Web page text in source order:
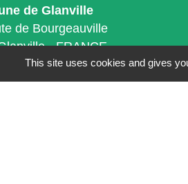
de Glanville
de Bourgeauville
- FRANCE
64 16 63
nous
This site uses cookies and gives